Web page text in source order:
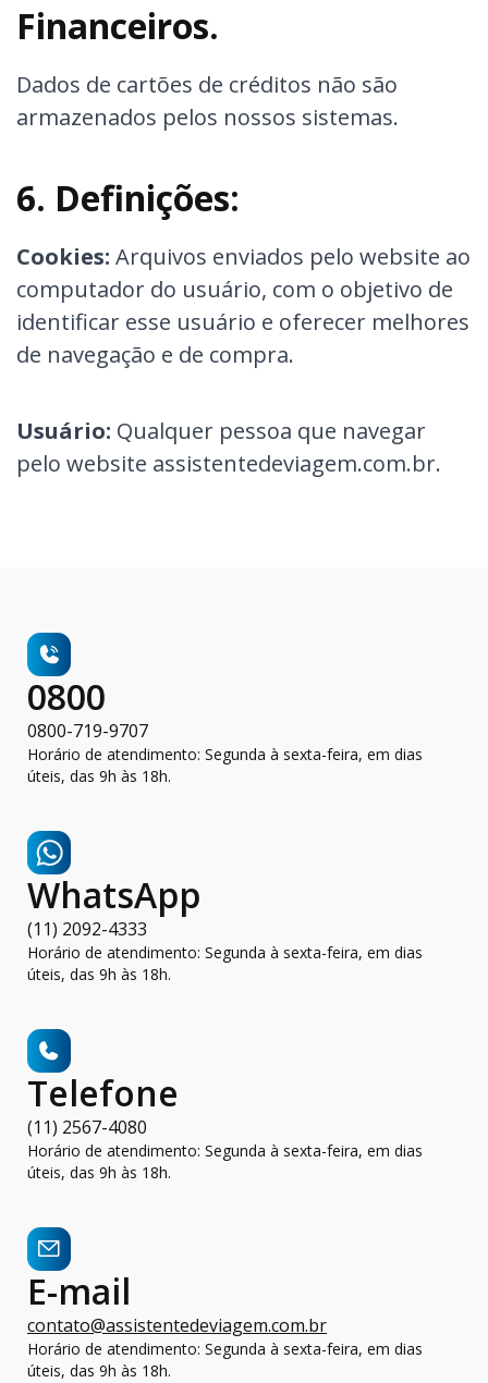
Financeiros.
Dados de cartões de créditos não são
armazenados pelos nossos sistemas.
6. Definições:
Cookies: Arquivos enviados pelo website ao
computador do usuário, com o objetivo de
identificar esse usuário e oferecer melhores
de navegação e de compra.
Usuário: Qualquer pessoa que navegar
pelo website assistentedeviagem.com.br.
0800
0800-719-9707
Horário de atendimento: Segunda à sexta-feira, em dias
úteis, das 9h às 18h.
WhatsApp
(11) 2092-4333
Horário de atendimento: Segunda à sexta-feira, em dias
úteis, das 9h às 18h.
Telefone
(11) 2567-4080
Horário de atendimento: Segunda à sexta-feira, em dias
úteis, das 9h às 18h.
E-mail
contato@assistentedeviagem.com.br
Horário de atendimento: Segunda à sexta-feira, em dias
úteis, das 9h às 18h.